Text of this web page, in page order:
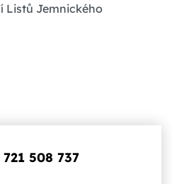
Listů Jemnického
721 508 737